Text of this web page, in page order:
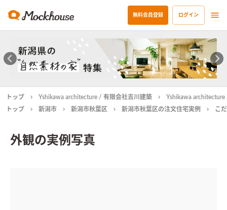
無料会員登録 ログイン
トップ Yshikawa architecture / 有限会社吉川建築
Yshikawa
トップ
新潟市 新潟市秋葉区 新潟市秋葉区の注文住宅実例 こ
外観の実例写真